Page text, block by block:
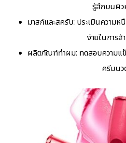
รู้สึกบนผิ
มาสก์และสครับ: ประเมินความห
ง่ายในการล้
ผลิตภัณฑ์ทำผม: ทดสอบความแ
ครีมน